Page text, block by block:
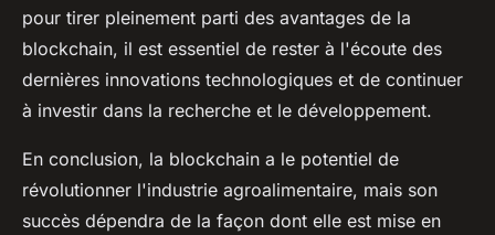
pour tirer pleinement parti des avantages de la
blockchain, il est essentiel de rester à l'écoute des
dernières innovations technologiques et de continuer
à investir dans la recherche et le développement.
En conclusion, la blockchain a le potentiel de
révolutionner l'industrie agroalimentaire, mais son
succès dépendra de la façon dont elle est mise en